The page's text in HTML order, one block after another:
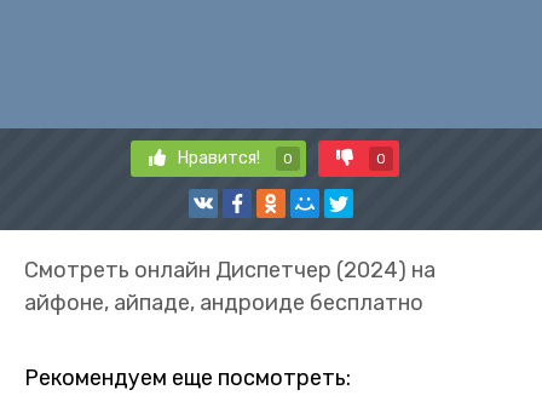
Нравится! 0 0
Смотреть онлайн Диспетчер (2024) на
айфоне, айпаде, андроиде бесплатно
Рекомендуем еще посмотреть: